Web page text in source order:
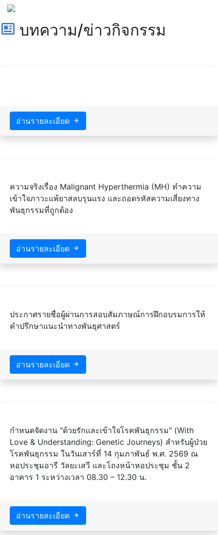
บทความ/ข่าวกิจกรรม
อ่านรายละเอียด
ความจริงเรื่อง Malignant Hyperthermia (MH) ทำความ
เข้าใจภาวะแพ้ยาสลบรุนแรง และถอดรหัสความเสี่ยงทาง
พันธุกรรมที่ถูกต้อง
อ่านรายละเอียด
ประกาศรายชื่อผู้ผ่านการสอบสัมภาษณ์การฝึกอบรมการให้
คำปรึกษาแนะนำทางพันธุศาสตร์
อ่านรายละเอียด
กำหนดจัดงาน "ด้วยรักและเข้าใจโรคพันธุกรรม" (With
Love & Understanding: Genetic Journeys) สำหรับผู้ป่วย
โรคพันธุกรรม ในวันเสาร์ที่ 14 กุมภาพันธ์ พ.ศ. 2569 ณ
หอประชุมอารี วัลยะเสวี และโถงหน้าหอประชุม ชั้น 2
อาคาร 1 ระหว่างเวลา 08.30 – 12.30 น.
อ่านรายละเอียด